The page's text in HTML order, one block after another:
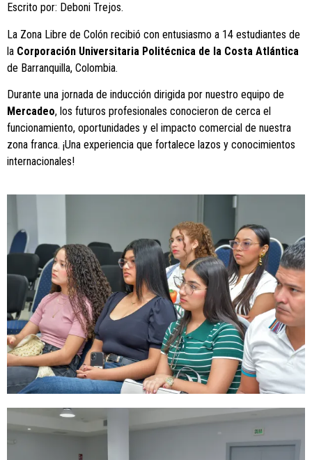
Escrito por: Deboni Trejos.
La Zona Libre de Colón recibió con entusiasmo a 14 estudiantes de
la Corporación Universitaria Politécnica de la Costa Atlántica
de Barranquilla, Colombia.
Durante una jornada de inducción dirigida por nuestro equipo de
Mercadeo, los futuros profesionales conocieron de cerca el
funcionamiento, oportunidades y el impacto comercial de nuestra
zona franca. ¡Una experiencia que fortalece lazos y conocimientos
internacionales!